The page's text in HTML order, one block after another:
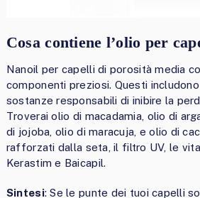
Cosa contiene l’olio per
Nanoil per capelli di porosità media
componenti preziosi. Questi
sostanze responsabili di inibire la
Troverai olio di macadamia, olio di
di jojoba, olio di maracuja, e olio di
rafforzati dalla seta, il filtro UV, le
Kerastim e Baicapil.
Sintesi: Se le punte dei tuoi capelli